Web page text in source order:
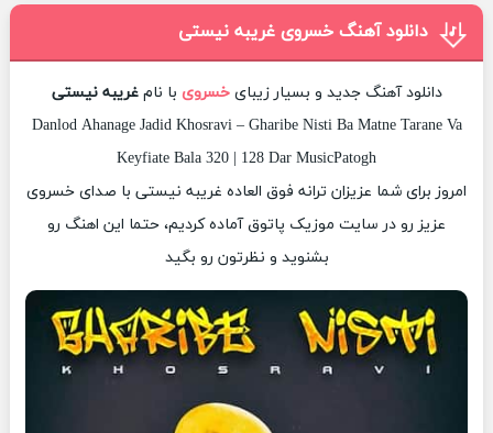
دانلود آهنگ خسروی غریبه نیستی
دانلود آهنگ جدید و بسیار زیبایخسروی با نامغریبه نیستی
Danlod Ahanage Jadid Khosravi – Gharibe Nisti Ba Matne Tarane Va
Keyfiate Bala 320 | 128 Dar MusicPatogh
امروز برای شما عزیزان ترانه فوق العاده غریبه نیستی با صدای خسروی
عزیز رو در سایت موزیک پاتوق آماده کردیم، حتما این اهنگ رو
بشنوید و نظرتون رو بگید